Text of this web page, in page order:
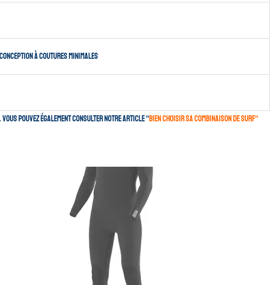
à coutures minimales
Vous pouvez également consulter notre article “Bien choisir sa combinaison de surf“